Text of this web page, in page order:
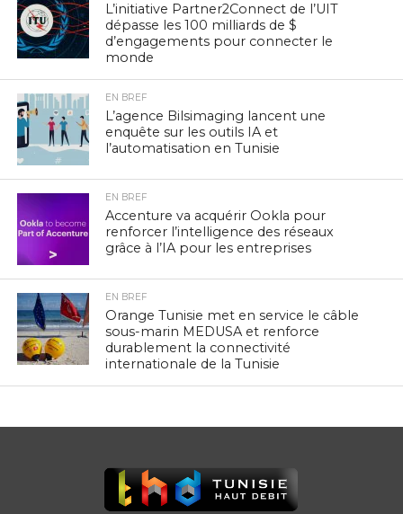
L’initiative Partner2Connect de l’UIT
dépasse les 100 milliards de $
d’engagements pour connecter le
monde
EN BREF
L’agence Bilsimaging lancent une
enquête sur les outils IA et
l’automatisation en Tunisie
EN BREF
Accenture va acquérir Ookla pour
renforcer l’intelligence des réseaux
grâce à l’IA pour les entreprises
EN BREF
Orange Tunisie met en service le câble
sous-marin MEDUSA et renforce
durablement la connectivité
internationale de la Tunisie